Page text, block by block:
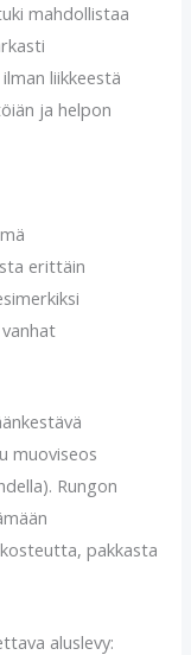
mahdollistaa
liikkeestä
ja helpon
erittäin
muoviseos
Rungon
pakkasta
aluslevy: